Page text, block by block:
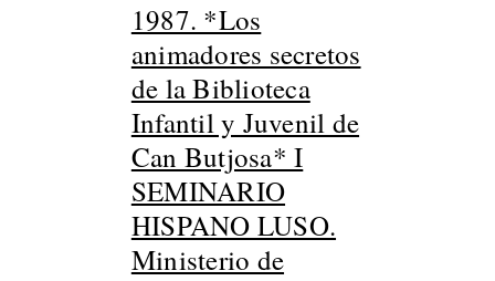
1987. *Los
animadores secretos
de la Biblioteca
Infantil y Juvenil de
Can Butjosa* I
SEMINARIO
HISPANO LUSO.
Ministerio de